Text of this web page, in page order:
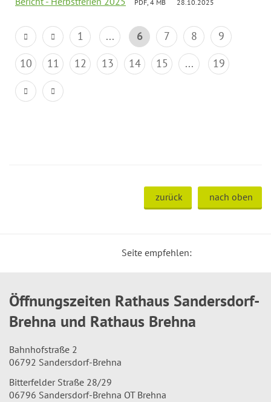
PDF, 4 MB 28.10.2025
1 ... 6 7 8
9
10
11 12 13 14 15 ... 19
zurück nach oben
Seite empfehlen:
Öffnungszeiten Rathaus Sandersdorf-
Brehna und Rathaus Brehna
Bahnhofstraße 2
06792 Sandersdorf-Brehna
Bitterfelder Straße 28/29
06796 Sandersdorf-Brehna OT Brehna